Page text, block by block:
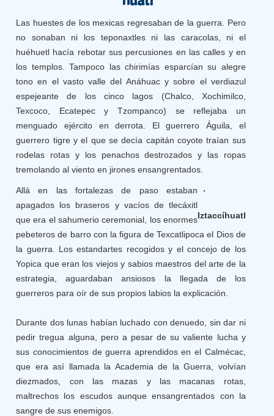
Las huestes de los mexicas regresaban de la guerra. Pero
no sonaban ni los teponaxtles ni las caracolas, ni el
huéhuetl hacía rebotar sus percusiones en las calles y en
los templos. Tampoco las chirimías esparcían su alegre
tono en el vasto valle del Anáhuac y sobre el verdiazul
espejeante de los cinco lagos (Chalco, Xochimilco,
Texcoco, Ecatepec y Tzompanco) se reflejaba un
menguado ejército en derrota. El guerrero Águila, el
guerrero tigre y el que se decía capitán coyote traían sus
rodelas rotas y los penachos destrozados y las ropas
tremolando al viento en jirones ensangrentados.
Iztaccíhuatl
Allá en las fortalezas de paso estaban
apagados los braseros y vacíos de tlecáxitl
que era el sahumerio ceremonial, los enormes
pebeteros de barro con la figura de Texcatlipoca el Dios de
la guerra. Los estandartes recogidos y el concejo de los
Yopica que eran los viejos y sabios maestros del arte de la
estrategia, aguardaban ansiosos la llegada de los
guerreros para oír de sus propios labios la explicación.
Durante dos lunas habían luchado con denuedo, sin dar ni
pedir tregua alguna, pero a pesar de su valiente lucha y
sus conocimientos de guerra aprendidos en el Calmécac,
que era así llamada la Academia de la Guerra, volvían
diezmados, con las mazas y las macanas rotas,
maltrechos los escudos aunque ensangrentados con la
sangre de sus enemigos.